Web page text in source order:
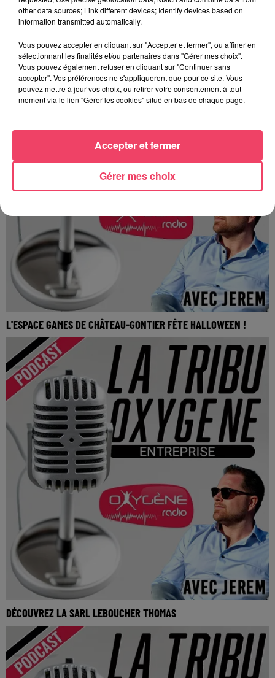
LE FESTIVAL CHANTS CONTRE CHAMPS À ANGERS DU 13 AU 16
La Tribu Oxygène By Jerem
L'ESPACE GAMES DE CHÂTEAU-GONTIER FÊTE HALLOWEEN !
La Tribu Oxygène By Jerem
DÉCOUVREZ LA SARL LEBOUCHER THOMAS
La Tribu Oxygène By Jerem
other data sources; Link different devices; Identify devices based on
information transmitted automatically.
Vous pouvez accepter en cliquant sur "Accepter et fermer", ou affiner en
sélectionnant les finalités et/ou partenaires dans "Gérer mes choix".
Vous pouvez également refuser en cliquant sur "Continuer sans
accepter". Vos préférences ne s'appliqueront que pour ce site. Vous
pouvez mettre à jour vos choix, ou retirer votre consentement à tout
moment via le lien "Gérer les cookies" situé en bas de chaque page.
Gérer mes choix
Accepter et fermer